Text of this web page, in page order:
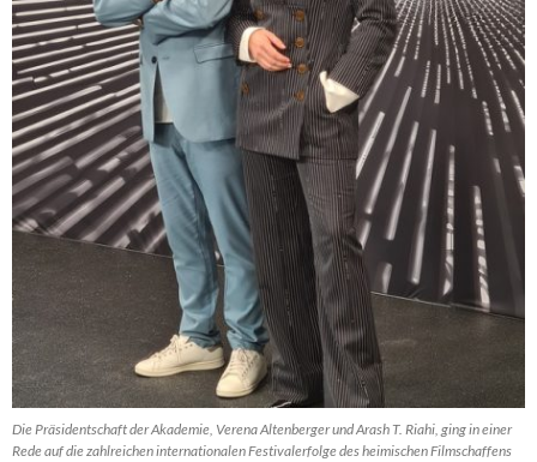
Die Präsidentschaft der Akademie, Verena Altenberger und Arash T. Riahi, ging in einer
Rede auf die zahlreichen internationalen Festivalerfolge des heimischen Filmschaffens